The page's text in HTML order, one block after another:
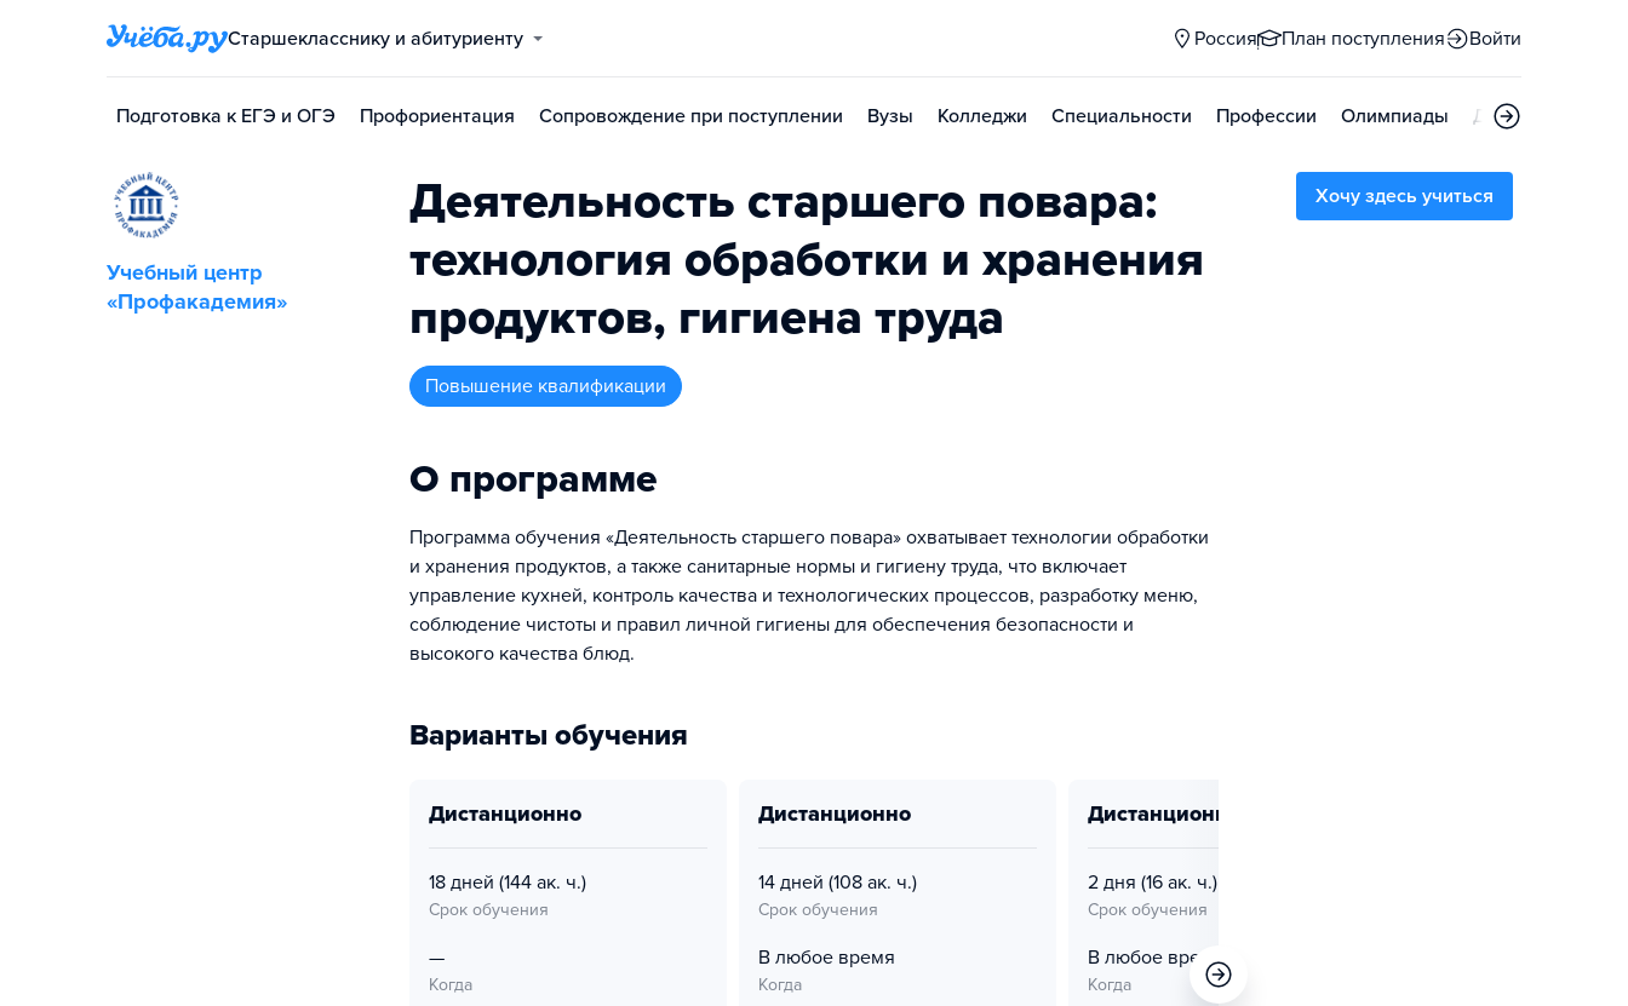
Старшекласснику и абитуриенту Россия План поступления Войти
Подготовка к ЕГЭ и ОГЭ Профориентация Сопровождение при поступлении Вузы Колледжи Специальности Профессии Олимпиады Дни открытых
Учебный центр
«Профакадемия»
Деятельность старшего повара:
технология обработки и хранения
продуктов, гигиена труда
повышение квалификации
О программе
Программа обучения «Деятельность старшего повара» охватывает технологии обработки
и хранения продуктов, а также санитарные нормы и гигиену труда, что включает
управление кухней, контроль качества и технологических процессов, разработку меню,
соблюдение чистоты и правил личной гигиены для обеспечения безопасности и
высокого качества блюд.
Варианты обучения
дистанционно
18 дней (144 ак. ч.)
Срок обучения
—
Когда
дистанционно
14 дней (108 ак. ч.)
Срок обучения
В любое время
Когда
дистанционно
2 дня (16 ак. ч.)
Срок обучения
В любое время
Когда
Хочу здесь учиться